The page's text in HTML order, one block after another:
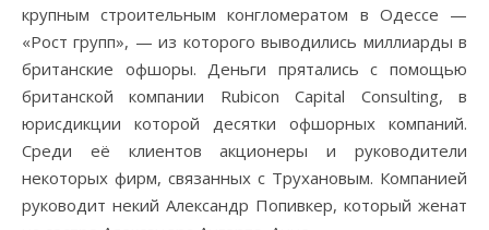
крупным строительным конгломератом в Одессе —
«Рост групп», — из которого выводились миллиарды в
британские офшоры. Деньги прятались с помощью
британской компании Rubicon Capital Consulting, в
юрисдикции которой десятки офшорных компаний.
Среди её клиентов акционеры и руководители
некоторых фирм, связанных с Трухановым. Компанией
руководит некий Александр Попивкер, который женат